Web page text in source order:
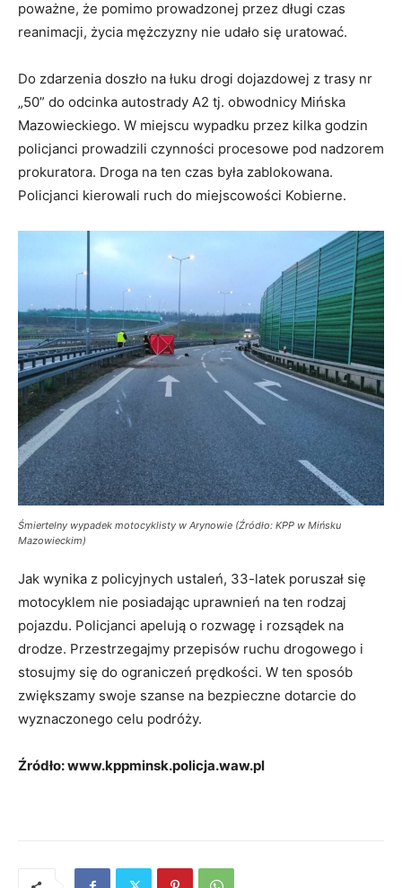
poważne, że pomimo prowadzonej przez długi czas
reanimacji, życia mężczyzny nie udało się uratować.
Do zdarzenia doszło na łuku drogi dojazdowej z trasy nr
„50” do odcinka autostrady A2 tj. obwodnicy Mińska
Mazowieckiego. W miejscu wypadku przez kilka godzin
policjanci prowadzili czynności procesowe pod nadzorem
prokuratora. Droga na ten czas była zablokowana.
Policjanci kierowali ruch do miejscowości Kobierne.
Śmiertelny wypadek motocyklisty w Arynowie (Źródło: KPP w Mińsku
Mazowieckim)
Jak wynika z policyjnych ustaleń, 33-latek poruszał się
motocyklem nie posiadając uprawnień na ten rodzaj
pojazdu. Policjanci apelują o rozwagę i rozsądek na
drodze. Przestrzegajmy przepisów ruchu drogowego i
stosujmy się do ograniczeń prędkości. W ten sposób
zwiększamy swoje szanse na bezpieczne dotarcie do
wyznaczonego celu podróży.
Źródło: www.kppminsk.policja.waw.pl